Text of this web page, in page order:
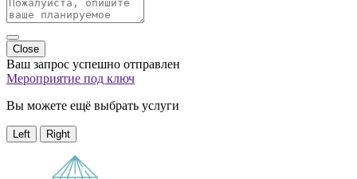
Close
Ваш запрос успешно отправлен
Мероприятие под ключ
Вы можете ещё выбрать услуги
Left Right